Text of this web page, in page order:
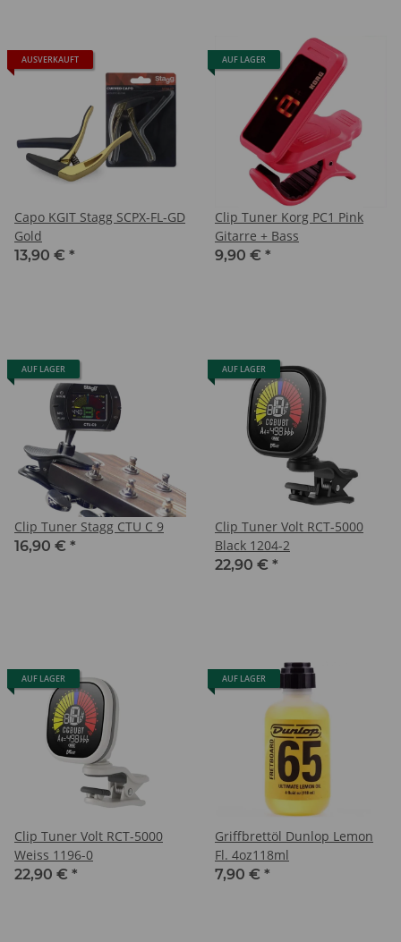
AUSVERKAUFT
Capo KGIT Stagg SCPX-FL-GD
Gold
13,90 € *
AUF LAGER
Clip Tuner Korg PC1 Pink
Gitarre + Bass
9,90 € *
AUF LAGER
Clip Tuner Stagg CTU C 9
16,90 € *
AUF LAGER
Clip Tuner Volt RCT-5000
Black 1204-2
22,90 € *
AUF LAGER
Clip Tuner Volt RCT-5000
Weiss 1196-0
22,90 € *
AUF LAGER
Griffbrettöl Dunlop Lemon
Fl. 4oz118ml
7,90 € *